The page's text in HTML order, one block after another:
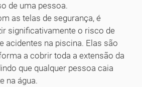
de uma pessoa.
as telas de segurança, é
significativamente o risco de
acidentes na piscina. Elas são
a cobrir toda a extensão da
que qualquer pessoa caia
na água.